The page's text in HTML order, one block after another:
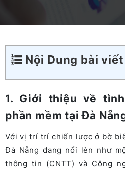
Nội Dung bài viết
1. Giới thiệu về
phần mềm tại Đà
Với vị trí trí chiến lược ở bờ
Đà Nẵng đang nổi lên như
thông tin (CNTT) và Công